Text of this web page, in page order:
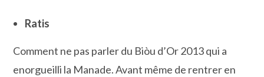
Ratis
Comment ne pas parler du Biòu d’Or 2013 qui a
enorgueilli la Manade. Avant même de rentrer en